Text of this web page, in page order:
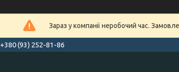
Зараз у компанії неробочий час.
+380 (93) 252-81-86